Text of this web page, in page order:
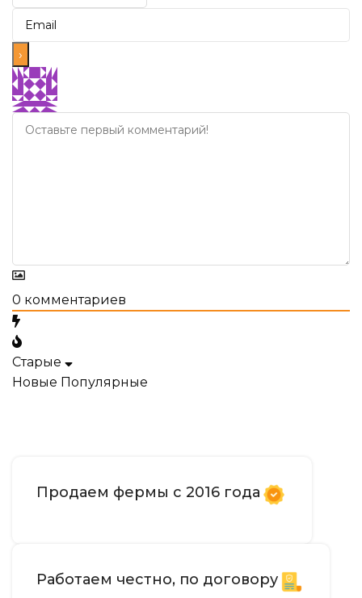
0 комментариев
Старые
Новые Популярные
Продаем фермы с 2016 года
Работаем честно, по договору